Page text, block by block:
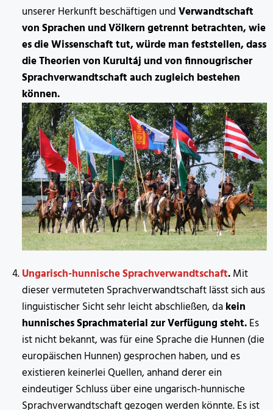
unserer Herkunft beschäftigen undVerwandtschaft
von Sprachen und Völkern getrennt betrachten, wie
es die Wissenschaft tut, würde man feststellen, dass
die Theorien von Kurultáj und von finnougrischer
Sprachverwandtschaft auch zugleich bestehen
können.
Ungarisch-hunnische Sprachverwandtschaft.Mit
dieser vermuteten Sprachverwandtschaft lässt sich aus
linguistischer Sicht sehr leicht abschließen, dakein
hunnisches Sprachmaterial zur Verfügung steht.Es
ist nicht bekannt, was für eine Sprache die Hunnen (die
europäischen Hunnen) gesprochen haben, und es
existieren keinerlei Quellen, anhand derer ein
eindeutiger Schluss über eine ungarisch-hunnische
Sprachverwandtschaft gezogen werden könnte. Es ist